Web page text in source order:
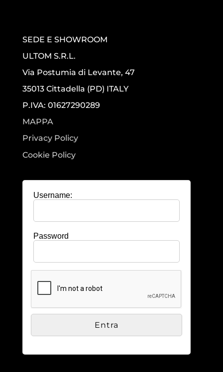
SEDE E SHOWROOM
ULTOM S.R.L.
Via Postumia di Levante, 47
35013 Cittadella (PD) ITALY
P.IVA: 01627290289
MAPPA
Privacy Policy
Cookie Policy
Username:
Password